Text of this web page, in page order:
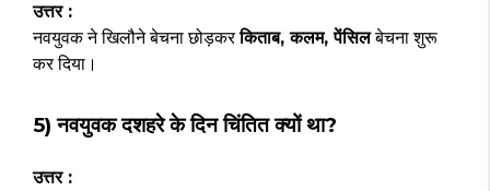
उत्तर :
नवयुवक ने खिलौने बेचना छोड़करकिताब, कलम, पेंसिलबेचना शुरू
कर दिया।
5) नवयुवक दशहरे के दिन चिंतित क्यों था?
उत्तर :